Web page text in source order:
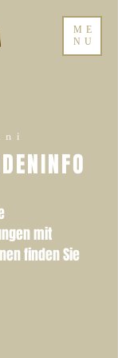
ME
NU
mit
finden Sie